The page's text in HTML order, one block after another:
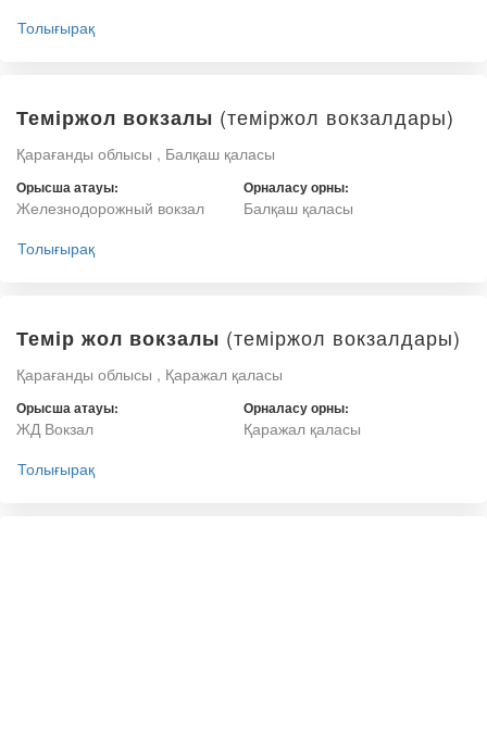
Толығырақ
Теміржол вокзалы (теміржол вокзалдары)
Қарағанды облысы , Балқаш қаласы
Орысша атауы:
Железнодорожный вокзал
Орналасу орны:
Балқаш қаласы
Толығырақ
Темір жол вокзалы (теміржол вокзалдары)
Қарағанды облысы , Қаражал қаласы
Орысша атауы:
ЖД Вокзал
Орналасу орны:
Қаражал қаласы
Толығырақ